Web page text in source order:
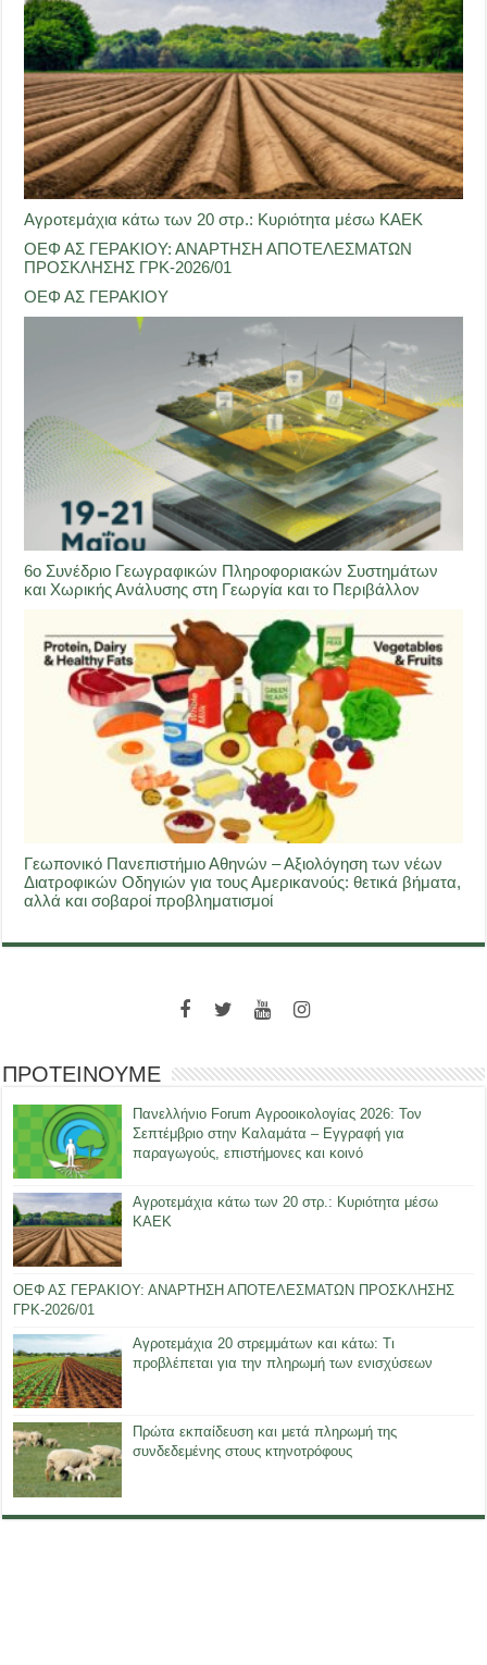
Αγροτεμάχια κάτω των 20 στρ.: Κυριότητα μέσω ΚΑΕΚ
ΟΕΦ ΑΣ ΓΕΡΑΚΙΟΥ: ΑΝΑΡΤΗΣΗ ΑΠΟΤΕΛΕΣΜΑΤΩΝ
ΠΡΟΣΚΛΗΣΗΣ ΓΡΚ-2026/01
ΟΕΦ ΑΣ ΓΕΡΑΚΙΟΥ
6ο Συνέδριο Γεωγραφικών Πληροφοριακών Συστημάτων
και Χωρικής Ανάλυσης στη Γεωργία και το Περιβάλλον
Γεωπονικό Πανεπιστήμιο Αθηνών – Αξιολόγηση των νέων
Διατροφικών Οδηγιών για τους Αμερικανούς: θετικά βήματα,
αλλά και σοβαροί προβληματισμοί
ΠΡΟΤΕΙΝΟΥΜΕ
Πανελλήνιο Forum Αγροοικολογίας 2026: Τον
Σεπτέμβριο στην Καλαμάτα – Εγγραφή για
παραγωγούς, επιστήμονες και κοινό
Αγροτεμάχια κάτω των 20 στρ.: Κυριότητα μέσω
ΚΑΕΚ
ΟΕΦ ΑΣ ΓΕΡΑΚΙΟΥ: ΑΝΑΡΤΗΣΗ ΑΠΟΤΕΛΕΣΜΑΤΩΝ ΠΡΟΣΚΛΗΣΗΣ
ΓΡΚ-2026/01
Αγροτεμάχια 20 στρεμμάτων και κάτω: Τι
προβλέπεται για την πληρωμή των ενισχύσεων
Πρώτα εκπαίδευση και μετά πληρωμή της
συνδεδεμένης στους κτηνοτρόφους